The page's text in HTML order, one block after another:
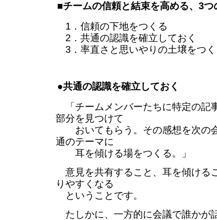
■チームの信頼と結束を高める、3
1．信頼の下地をつくる
2．共通の認識を確立しておく
3．率直さと思いやりの土壌をつ
●共通の認識を確立しておく
「チームメンバーたちに特定の記
部分を見つけて
おいてもらう。その感想を次の
通のテーマに
耳を傾ける場をつくる。」
意見を共有すること、耳を傾ける
りやすくなる
ということです。
たしかに、一方的に会議で誰かが